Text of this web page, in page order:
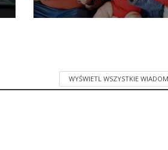
WYŚWIETL WSZYSTKIE